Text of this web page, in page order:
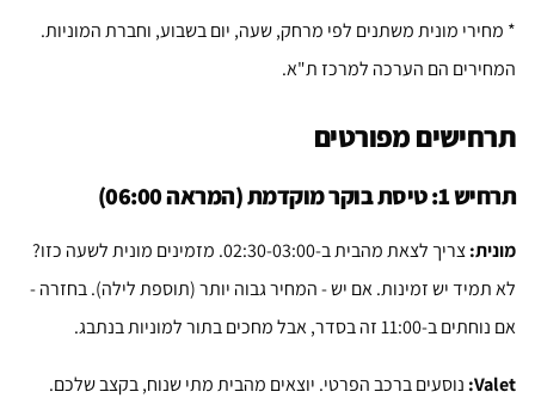
* מחירי מונית משתנים לפי מרחק, שעה, יום בשבוע, וחברת המוניות.
המחירים הם הערכה למרכז ת"א.
תרחישים מפורטים
תרחיש 1: טיסת בוקר מוקדמת (המראה 06:00)
מונית:
צריך לצאת מהבית ב-02:30-03:00. מזמינים מונית לשעה כזו?
לא תמיד יש זמינות. אם יש - המחיר גבוה יותר (תוספת לילה). בחזרה -
אם נוחתים ב-11:00 זה בסדר, אבל מחכים בתור למוניות בנתבג.
Valet: נוסעים ברכב הפרטי. יוצאים מהבית מתי שנוח, בקצב שלכם.